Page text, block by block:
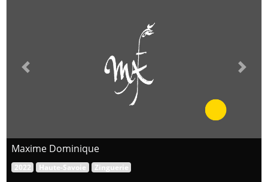
Previous Next
Maxime Dominique
2022 Haute-Savoie Zinguerie